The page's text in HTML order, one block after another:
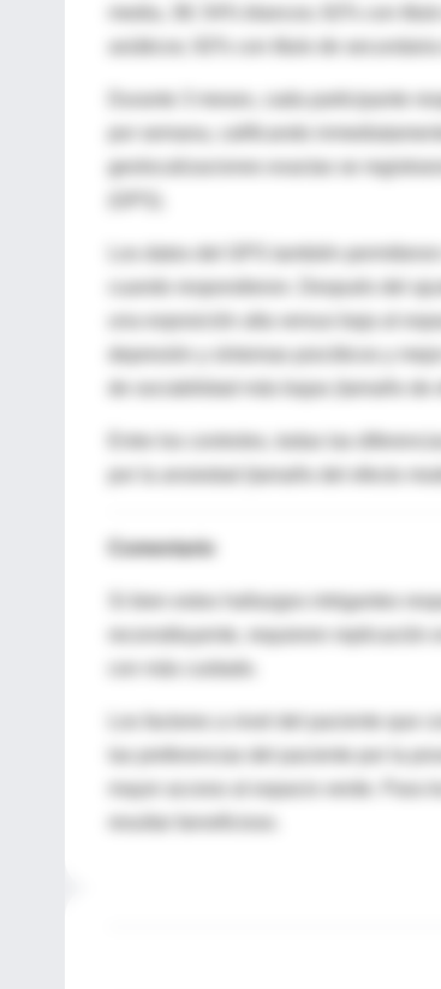
media, 38; 54% blancos; 62% con
asiáticos; 92% con título de secundaria
Durante 3 meses, cada participante
geolocalizaciones exactas se
Los datos del GPS también
cuando respondieron. Después del
una exposición alta versus baja al
depresión y síntomas psicóticos y
Entre los controles, todas las
Comentario
Si bien estos hallazgos intrigantes
reconstituyente, requieren replicación
Los factores a nivel del paciente que
las preferencias del paciente por la
mayor acceso al espacio verde. Para